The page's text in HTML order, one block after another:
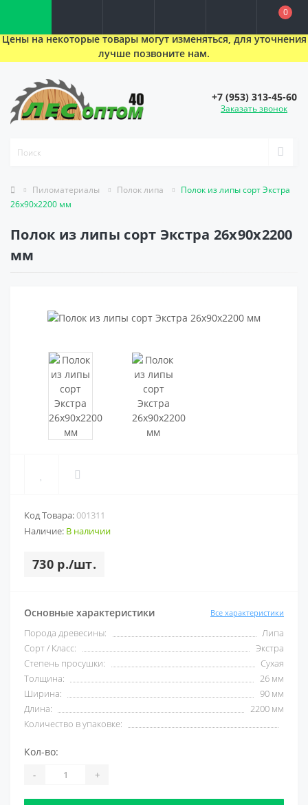
Цены на некоторые товары могут изменяться, для уточнения
лучше позвоните нам.
0
+7 (953) 313-45-60
Заказать звонок
Пиломатериалы Полок липа
Полок из липы сорт Экстра
26х90х2200 мм
Полок из липы сорт Экстра 26х90х2200
мм
Код Товара:001311
Наличие: В наличии
730 р./шт.
Основные характеристики Все характеристики
Порода древесины:
Липа
Сорт / Класс:
Экстра
Степень просушки:
Сухая
Толщина:
26 мм
Ширина:
90 мм
Длина:
2200 мм
Количество в упаковке:
Кол-во:
- +